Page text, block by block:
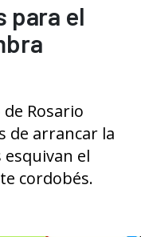
para el
Rosario
de arrancar la
el
cordobés.